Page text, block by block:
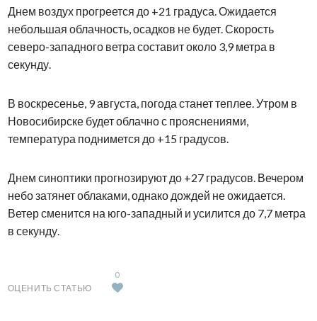
Днем воздух прогреется до +21 градуса. Ожидается
небольшая облачность, осадков не будет. Скорость
северо-западного ветра составит около 3,9 метра в
секунду.
В воскресенье, 9 августа, погода станет теплее. Утром в
Новосибирске будет облачно с прояснениями,
температура поднимется до +15 градусов.
Днем синоптики прогнозируют до +27 градусов. Вечером
небо затянет облаками, однако дождей не ожидается.
Ветер сменится на юго-западный и усилится до 7,7 метра
в секунду.
ОЦЕНИТЬ СТАТЬЮ
0